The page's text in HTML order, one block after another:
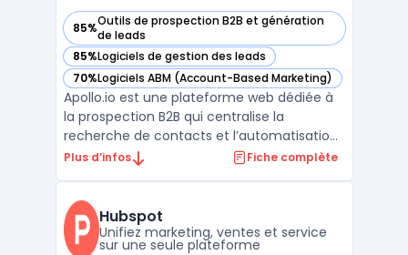
85%Outils de prospection B2B et génération
de leads
— voir Apollo.io dans cette catégorie
85%Logiciels de gestion des leads
— voir Apollo.io dans cette catégorie
70%Logiciels ABM (Account-Based Marketing)
— voir Apollo.io dans cette catégorie
Apollo.io est une plateforme web dédiée à
la prospection B2B qui centralise la
recherche de contacts et l’automatisation
des campagnes d’outreach. L’outil cible
croissance, confrontés à la difficulté de
trouver des prospects f ...
Plus d’infos Fiche complète
Hubspot
Unifiez marketing, ventes et service
sur une seule plateforme